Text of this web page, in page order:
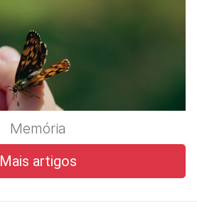
Memória
Mais artigos